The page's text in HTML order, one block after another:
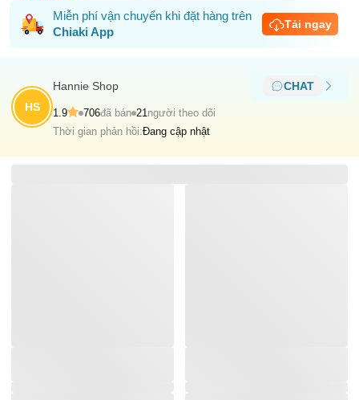
Miễn phí vận chuyển khi đặt hàng trên
Chiaki App
Tải ngay
HS
Hannie Shop CHAT
1.9 706đã bán 21 người theo dõi
Thời gian phản hồi:Đang cập nhật